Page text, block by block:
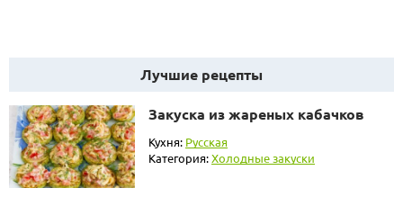
Лучшие рецепты
Закуска из жареных кабачков
Кухня: Русская
Категория:Холодные закуски